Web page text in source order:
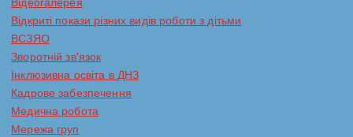
Відеогалерея
Відкриті покази різних видів роботи з дітьми
ВСЗЯО
Зворотній зв'язок
Інклюзивна освіта в ДНЗ
Кадрове забезпечення
Медична робота
Мережа груп